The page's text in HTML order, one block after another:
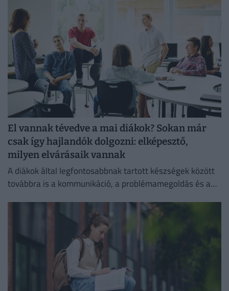
El vannak tévedve a mai diákok? Sokan már
csak így hajlandók dolgozni: elképesztő,
milyen elvárásaik vannak
A diákok által legfontosabbnak tartott készségek között
továbbra is a kommunikáció, a problémamegoldás és a